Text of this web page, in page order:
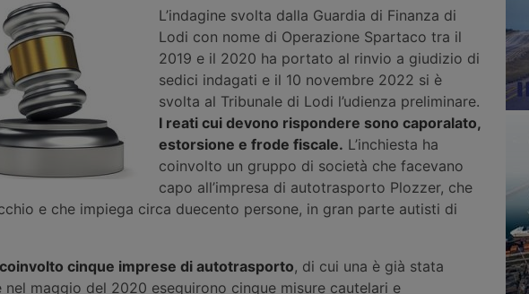
L’indagine svolta dalla Guardia di Finanza di
Lodi con nome di Operazione Spartaco tra il
2019 e il 2020 ha portato al rinvio a giudizio di
sedici indagati e il 10 novembre 2022 si è
svolta al Tribunale di Lodi l’udienza preliminare.
I reati cui devono rispondere sono caporalato,
estorsione e frode fiscale. L’inchiesta ha
coinvolto un gruppo di società che facevano
capo all’impresa di autotrasporto Plozzer, che
e che impiega circa duecento persone, in gran parte autisti di
coinvolto cinque imprese di autotrasporto, di cui una è già stata
maggio del 2020 eseguirono cinque misure cautelari e